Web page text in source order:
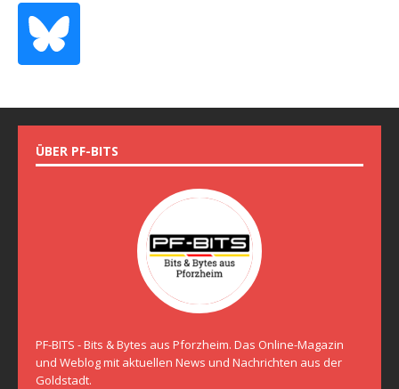
ÜBER PF-BITS
PF-BITS - Bits & Bytes aus Pforzheim. Das Online-Magazin
und Weblog mit aktuellen News und Nachrichten aus der
Goldstadt.